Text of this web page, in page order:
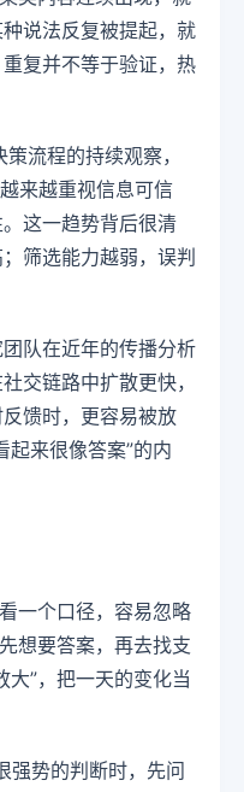
说法反复被提起，就
复并不等于验证，热
流程的持续观察，
来越重视信息可信
这一趋势背后很清
筛选能力越弱，误判
队在近年的传播分析
交链路中扩散更快，
馈时，更容易被放
起来很像答案”的内
一个口径，容易忽略
想要答案，再去找支
大”，把一天的变化当
强势的判断时，先问